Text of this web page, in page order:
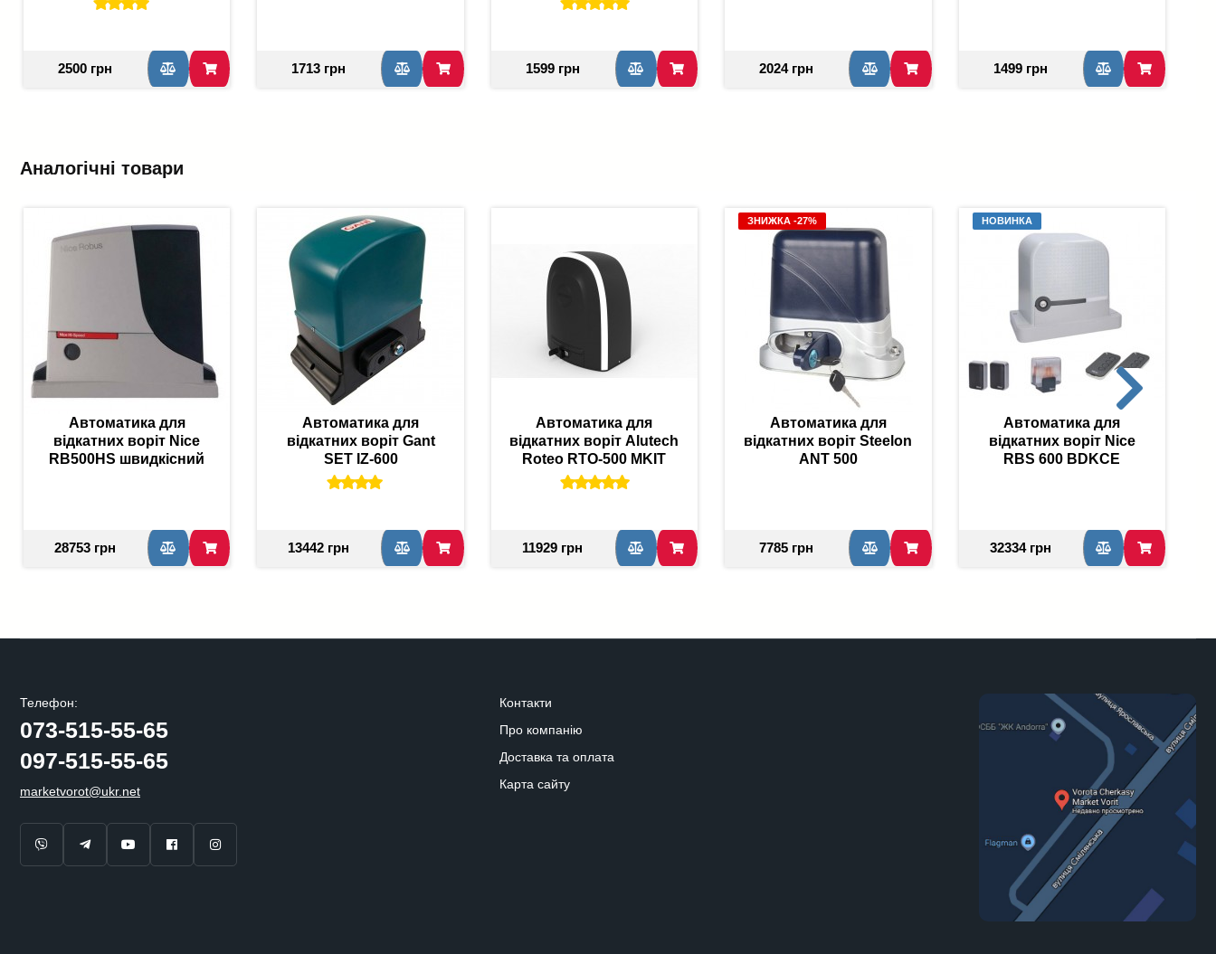
2500 грн 1713 грн 1599 грн 2024 грн 1499 грн
Аналогічні товари
Автоматика для
відкатних воріт Nice
RB500HS швидкісний
28753 грн
Автоматика для
відкатних воріт Gant
SET IZ-600
13442 грн
Автоматика для
відкатних воріт Alutech
Roteo RTO-500 MKIT
11929 грн
ЗНИЖКА -27%
Автоматика для
відкатних воріт Steelon
ANT 500
7785 грн
НОВИНКА
Автоматика для
відкатних воріт Nice
RBS 600 BDKCE
32334 грн
Телефон:
073-515-55-65
097-515-55-65
marketvorot@ukr.net
Контакти
Про компанію
Доставка та оплата
Карта сайту